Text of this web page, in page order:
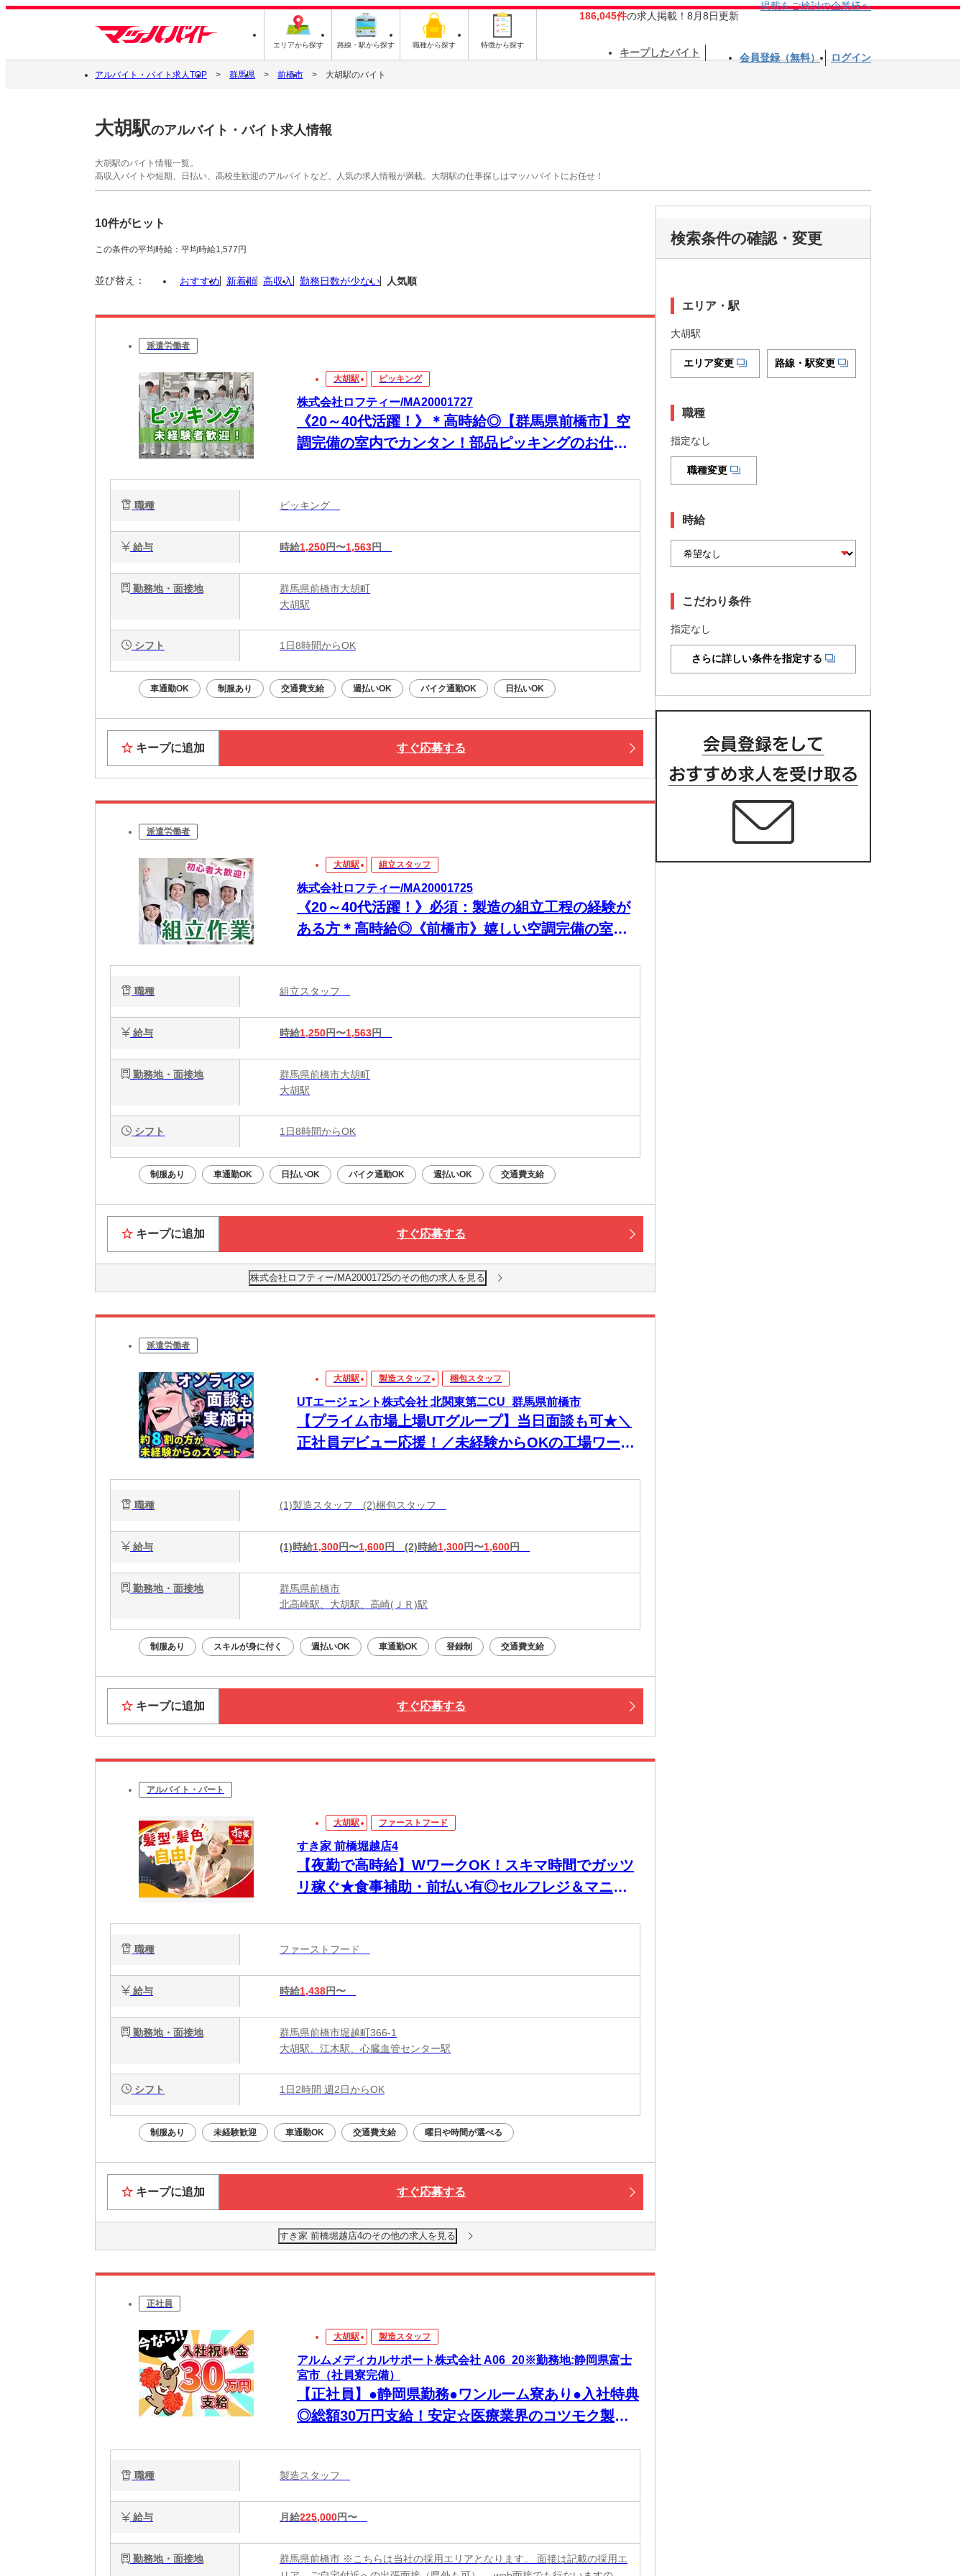
エリアから探す 路線・駅から探す 職種から探す 特徴から探す
186,045件の求人掲載！8月8日更新
掲載をご検討の企業様へ
キープしたバイト 会員登録（無料） ログイン
アルバイト・バイト求人TOP 群馬県 前橋市 大胡駅のバイト
大胡駅のアルバイト・バイト求人情報
大胡駅のバイト情報一覧。
高収入バイトや短期、日払い、高校生歓迎のアルバイトなど、人気の求人情報が満載。大胡駅の仕事探しはマッハバイトにお任せ！
10件がヒット
この条件の平均時給：平均時給1,577円
並び替え： おすすめ 新着順 高収入 勤務日数が少ない 人気順
派遣労働者
大胡駅 ピッキング
株式会社ロフティー/MA20001727
《20～40代活躍！》＊高時給◎【群馬県前橋市】空
調完備の室内でカンタン！部品ピッキングのお仕事
職種 ピッキング
給与 時給1,250円〜1,563円
勤務地・面接地
群馬県前橋市大胡町
大胡駅
シフト 1日8時間からOK
車通勤OK 制服あり 交通費支給 週払いOK バイク通勤OK 日払いOK
キープに追加 すぐ応募する
派遣労働者
大胡駅 組立スタッフ
株式会社ロフティー/MA20001725
《20～40代活躍！》必須：製造の組立工程の経験が
ある方＊高時給◎《前橋市》嬉しい空調完備の室内
職種 組立スタッフ
給与 時給1,250円〜1,563円
勤務地・面接地
群馬県前橋市大胡町
大胡駅
シフト 1日8時間からOK
制服あり 車通勤OK 日払いOK バイク通勤OK 週払いOK 交通費支給
キープに追加 すぐ応募する
株式会社ロフティー/MA20001725のその他の求人を見る
派遣労働者
大胡駅 製造スタッフ 梱包スタッフ
UTエージェント株式会社 北関東第二CU_群馬県前橋市
【プライム市場上場UTグループ】当日面談も可★＼
正社員デビュー応援！／未経験からOKの工場ワー
職種 (1)製造スタッフ (2)梱包スタッフ
給与 (1)時給1,300円〜1,600円 (2)時給1,300円〜1,600円
勤務地・面接地
群馬県前橋市
北高崎駅、大胡駅、高崎(ＪＲ)駅
制服あり スキルが身に付く 週払いOK 車通勤OK 登録制 交通費支給
キープに追加 すぐ応募する
アルバイト・パート
大胡駅 ファーストフード
すき家 前橋堀越店4
【夜勤で高時給】WワークOK！スキマ時間でガッツ
リ稼ぐ★食事補助・前払い有◎セルフレジ＆マニュ
職種 ファーストフード
給与 時給1,438円〜
勤務地・面接地
群馬県前橋市堀越町366-1
大胡駅、江木駅、心臓血管センター駅
シフト 1日2時間 週2日からOK
制服あり 未経験歓迎 車通勤OK 交通費支給 曜日や時間が選べる
キープに追加 すぐ応募する
すき家 前橋堀越店4のその他の求人を見る
正社員
大胡駅 製造スタッフ
アルムメディカルサポート株式会社 A06_20※勤務地:静岡県富士
宮市（社員寮完備）
【正社員】●静岡県勤務●ワンルーム寮あり●入社特典
◎総額30万円支給！安定☆医療業界のコツモク製造
職種 製造スタッフ
給与 月給225,000円〜
勤務地・面接地
群馬県前橋市 ※こちらは当社の採用エリアとなります。 面接は記載の採用エ
検索条件の確認・変更
エリア・駅
大胡駅
エリア変更 路線・駅変更
職種
指定なし
職種変更
時給
こだわり条件
指定なし
さらに詳しい条件を指定する